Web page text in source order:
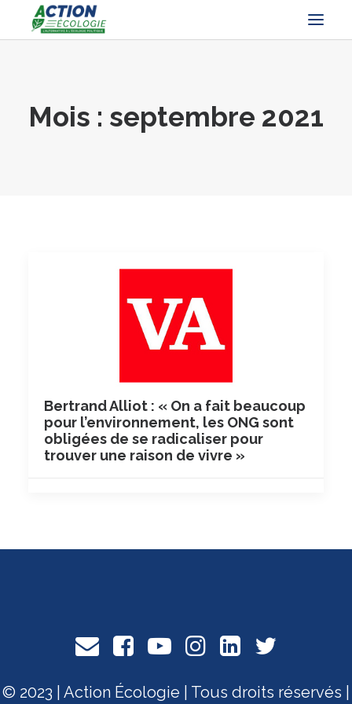
Mois : septembre 2021
Bertrand Alliot : « On a fait beaucoup
pour l’environnement, les ONG sont
obligées de se radicaliser pour
trouver une raison de vivre »
© 2023 | Action Écologie | Tous droits réservés |